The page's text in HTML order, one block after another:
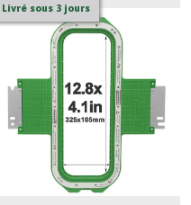
Livré sous 3 jours